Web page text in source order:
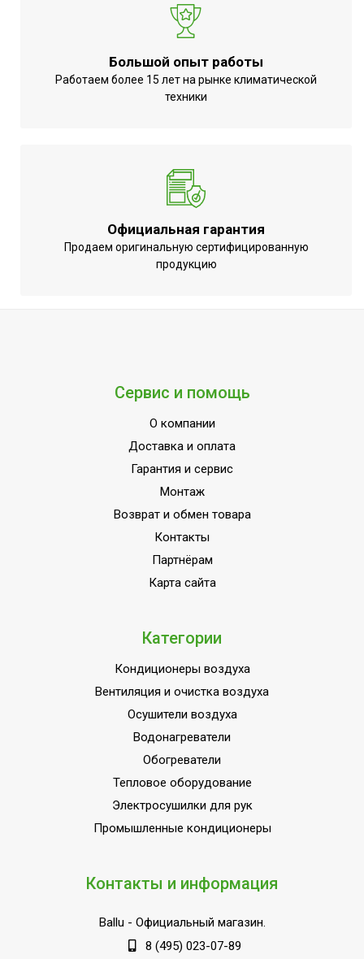
Большой опыт работы
Работаем более 15 лет на рынке климатической
техники
Официальная гарантия
Продаем оригинальную сертифицированную
продукцию
Сервис и помощь
О компании
Доставка и оплата
Гарантия и сервис
Монтаж
Возврат и обмен товара
Контакты
Партнёрам
Карта сайта
Категории
Кондиционеры воздуха
Вентиляция и очистка воздуха
Осушители воздуха
Водонагреватели
Обогреватели
Тепловое оборудование
Электросушилки для рук
Промышленные кондиционеры
Контакты и информация
Ballu - Официальный магазин.
8 (495) 023-07-89